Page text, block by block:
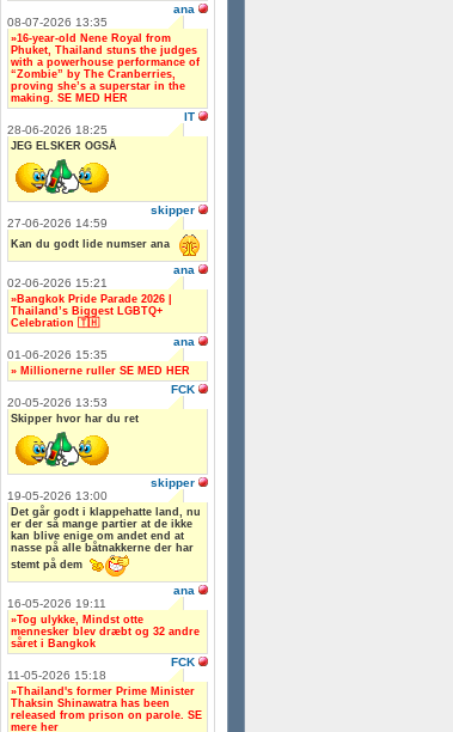
ana
08-07-2026 13:35
»16-year-old Nene Royal from
Phuket, Thailand stuns the judges
with a powerhouse performance of
“Zombie” by The Cranberries,
proving she’s a superstar in the
making. SE MED HER
IT
28-06-2026 18:25
JEG ELSKER OGSÅ
skipper
27-06-2026 14:59
Kan du godt lide numser ana
ana
02-06-2026 15:21
»Bangkok Pride Parade 2026 |
Thailand’s Biggest LGBTQ+
Celebration 🇹🇭
ana
01-06-2026 15:35
» Millionerne ruller SE MED HER
FCK
20-05-2026 13:53
Skipper hvor har du ret
skipper
19-05-2026 13:00
Det går godt i klappehatte land, nu
er der så mange partier at de ikke
kan blive enige om andet end at
nasse på alle båtnakkerne der har
stemt på dem
ana
16-05-2026 19:11
»Tog ulykke, Mindst otte
mennesker blev dræbt og 32 andre
såret i Bangkok
FCK
11-05-2026 15:18
»Thailand's former Prime Minister
Thaksin Shinawatra has been
released from prison on parole. SE
mere her